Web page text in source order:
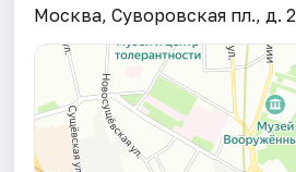
Москва, Суворовская пл., д. 2